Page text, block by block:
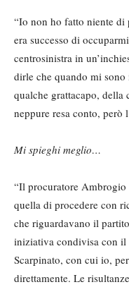
“Io non ho fatto niente
era successo di
centrosinistra in
dirle che quando mi
qualche grattacapo,
neppure resa conto, però
Mi spieghi meglio…
“Il procuratore Ambrogio
quella di procedere con
che riguardavano il
iniziativa condivisa con il
Scarpinato, con cui io,
direttamente. Le